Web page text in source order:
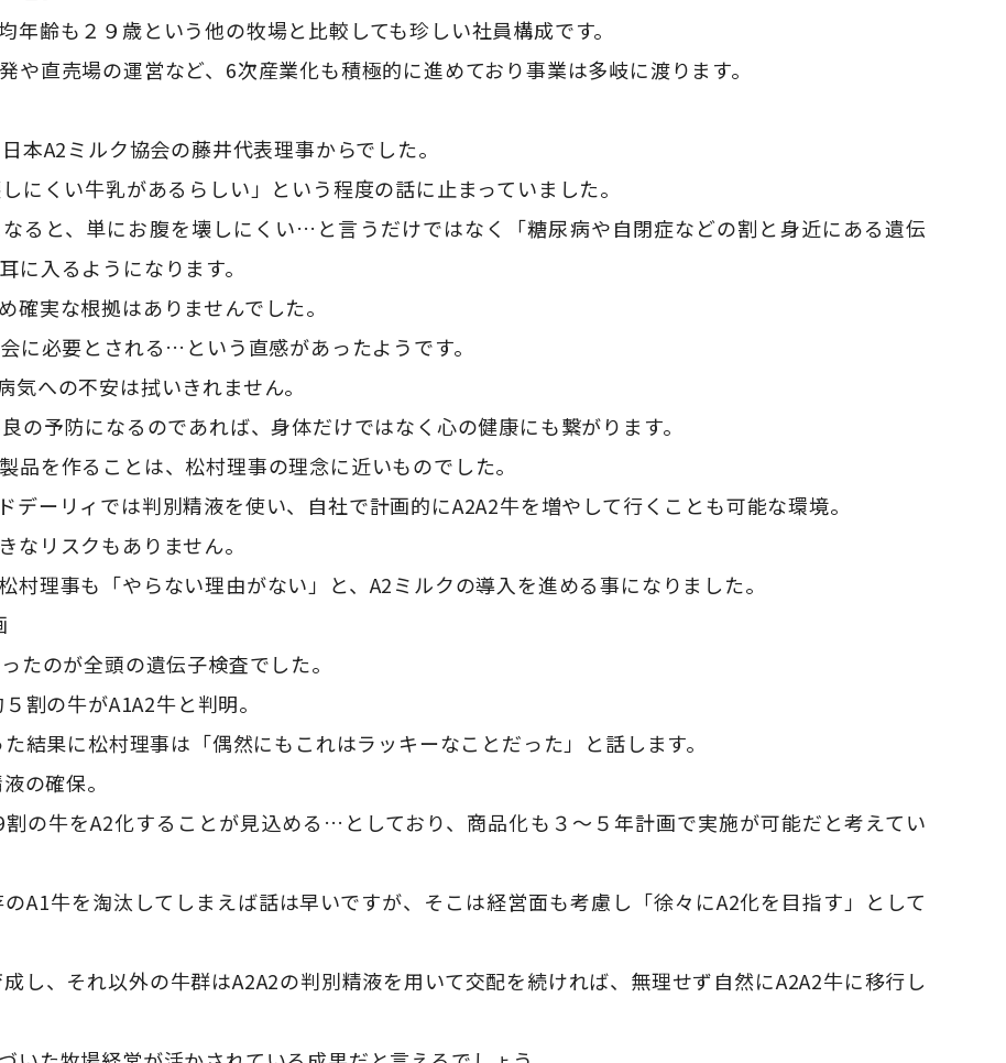
齢も２９歳という他の牧場と比較しても珍しい社員構成です。
直売場の運営など、6次産業化も積極的に進めており事業は多岐に渡ります。
本A2ミルク協会の藤井代表理事からでした。
くい牛乳があるらしい」という程度の話に止まっていました。
ると、単にお腹を壊しにくい…と言うだけではなく「糖尿病や自閉症などの割と身近にある遺伝
入るようになります。
実な根拠はありませんでした。
に必要とされる…という直感があったようです。
への不安は拭いきれません。
の予防になるのであれば、身体だけではなく心の健康にも繋がります。
を作ることは、松村理事の理念に近いものでした。
ーリィでは判別精液を使い、自社で計画的にA2A2牛を増やして行くことも可能な環境。
リスクもありません。
理事も「やらない理由がない」と、A2ミルクの導入を進める事になりました。
たのが全頭の遺伝子検査でした。
割の牛がA1A2牛と判明。
結果に松村理事は「偶然にもこれはラッキーなことだった」と話します。
の確保。
の牛をA2化することが見込める…としており、商品化も３〜５年計画で実施が可能だと考えてい
A1牛を淘汰してしまえば話は早いですが、そこは経営面も考慮し「徐々にA2化を目指す」として
し、それ以外の牛群はA2A2の判別精液を用いて交配を続ければ、無理せず自然にA2A2牛に移行し